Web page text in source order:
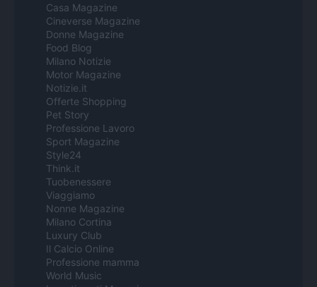
Casa Magazine
Cineverse Magazine
Donne Magazine
Food Blog
Milano Notizie
Motor Magazine
Notizie.it
Offerte Shopping
Pet Story
Professione Lavoro
Sport Magazine
Style24
Think.it
Tuobenessere
Viaggiamo
Nonne Magazine
Milano Cortina
Luxury Club
Il Calcio Online
Professione mamma
World Music